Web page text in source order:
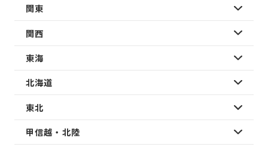
関東
関西
東海
北海道
東北
甲信越・北陸